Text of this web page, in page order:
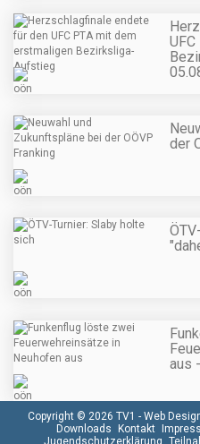
der
aus
Copyright © 2026 TV1 - Web
Downloads Kontakt
Jugendschutzerklärung